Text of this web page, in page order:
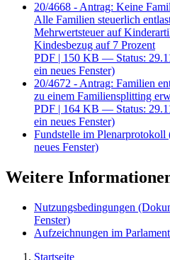
20/4668 - Antrag: Keine
Alle Familien steuerlich
Mehrwertsteuer auf
Kindesbezug auf 7 Prozent
PDF | 150 KB — Status:
ein neues Fenster)
20/4672 - Antrag: Familien
zu einem Familiensplitting
PDF | 164 KB — Status:
ein neues Fenster)
Fundstelle im Plenarprotokoll
neues Fenster)
Weitere
Nutzungsbedingungen
Fenster)
Aufzeichnungen im
Startseite